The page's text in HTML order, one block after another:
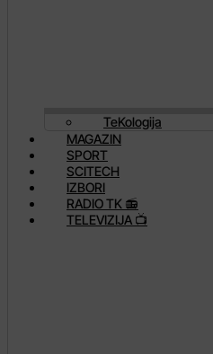
TeKologija
MAGAZIN
SPORT
SCITECH
IZBORI
RADIO TK 📻
TELEVIZIJA 📺